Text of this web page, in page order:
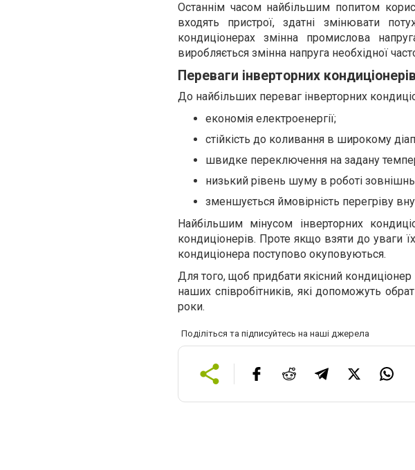
Останнім часом найбільшим попитом
входять пристрої, здатні змінювати
кондиціонерах змінна промислова
виробляється змінна напруга необхідної
Переваги інверторних кондиціонерів
До найбільших переваг інверторних
економія електроенергії;
стійкість до коливання в широкому
швидке переключення на задану
низький рівень шуму в роботі
зменшується ймовірність перегріву
Найбільшим мінусом інверторних
кондиціонерів. Проте якщо взяти до уваги
кондиціонера поступово окуповуються.
Для того, щоб придбати якісний
наших співробітників, які допоможуть
роки.
Поділіться та підписуйтесь на наші джерела